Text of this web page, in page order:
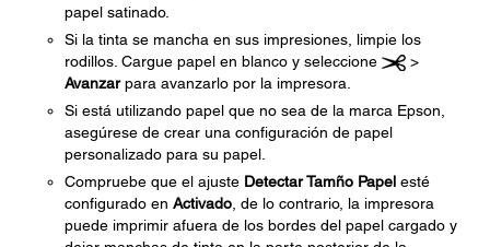
papel satinado.
Si la tinta se mancha en sus impresiones, limpie los
rodillos. Cargue papel en blanco y seleccione
>
Avanzarpara avanzarlo por la impresora.
Si está utilizando papel que no sea de la marca Epson,
asegúrese de crear una configuración de papel
personalizado para su papel.
Compruebe que el ajuste Detectar Tamño Papel esté
configurado en Activado , de lo contrario, la impresora
puede imprimir afuera de los bordes del papel cargado y